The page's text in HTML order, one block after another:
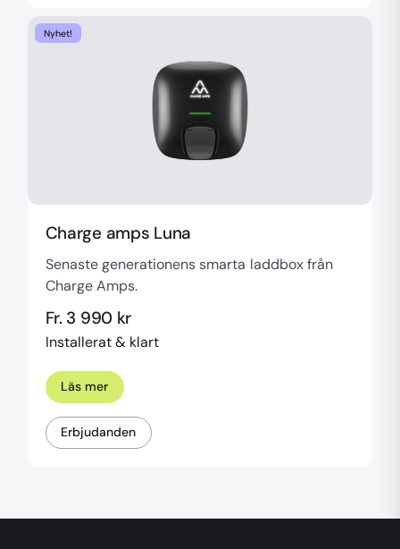
Nyhet!
Charge amps Luna
Senaste generationens smarta laddbox från
Charge Amps.
Fr. 3 990 kr
Installerat & klart
Läs mer
Erbjudanden